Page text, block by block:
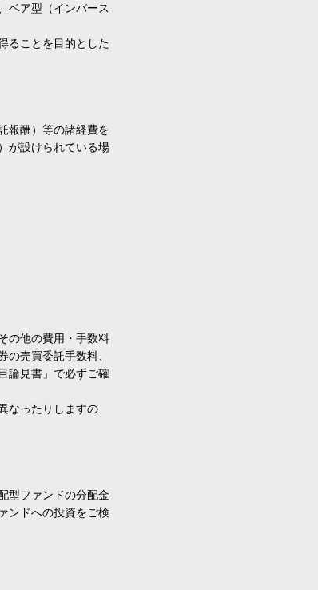
ベア型（インバース
ることを目的とした
報酬）等の諸経費を
が設けられている場
の他の費用・手数料
売買委託手数料、
論見書」で必ずご確
なったりしますの
型ファンドの分配金
ンドへの投資をご検